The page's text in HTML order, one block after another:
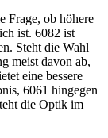
Frage, ob höhere
ist. 6082 ist
Steht die Wahl
meist davon ab,
eine bessere
6061 hingegen
die Optik im